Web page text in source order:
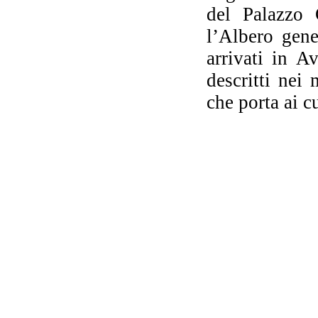
del Palazzo
l’Albero
arrivati in
descritti nei
che porta ai